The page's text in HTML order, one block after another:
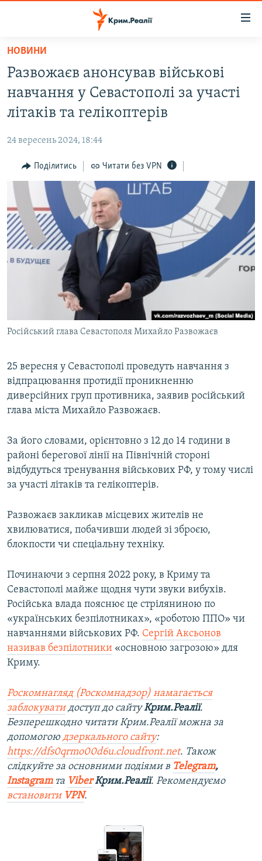
Перейти
основного
матеріалу
Перейти
до
основної
навігації
Перейти
пошуку
ВІДЕО ТА ФОТО
БЛОГИ
ПОГЛЯД
ІНТЕРВ'Ю
ВСЕ ЗА ДЕНЬ
СПЕЦПРОЕКТИ
ДЕПОРТАЦІЯ
ВІДЕОУРОКИ «ELIFBE»
СВІДЧЕННЯ ОКУПАЦІЇ
УКРАЇНСЬКА ПРОБЛЕМА КРИМУ
ІНФОГРАФІКА
ЯК ОБІЙТИ БЛОКУВАННЯ
ДОЛУЧАЙСЯ!
Усі сайти RFE/RL
НОВИНИ
Развожаєв анонсував військові
навчання у Севастополі за участі
літаків та гелікоптерів
24 вересень 2024, 18:44
Поділитись Читати без VPN
Російський глава Севастополя Михайло Развожаєв
25 вересня у Севастополі проведуть навчання з
відпрацювання протидії проникненню
диверсійних груп противника, заявив російський
глава міста Михайло Развожаєв.
За його словами, орієнтовно з 12 до 14 години в
районі берегової лінії на Північній стороні
відбудуться тренування військових РФ, у тому числі
за участі літаків та гелікоптерів.
Развожаєв закликав місцевих жителів не
хвилюватися, побачивши людей зі зброєю,
блокпости чи спеціальну техніку.
Починаючи з серпня 2022 року, в Криму та
Севастополі майже щодня чути звуки вибухів.
Російська влада пояснює це стріляниною по
«українських безпілотниках», «роботою ППО» чи
навчаннями військових РФ. Сергій Аксьонов
називав безпілотники «основною загрозою» для
Криму.
Роскомнагляд (Роскомнадзор) намагається
заблокуватидоступ до сайтуКрим.Реалії.
Безперешкодно читати Крим.Реалії можна за
допомогою дзеркального сайту:
https://dfs0qrmo00d6u.cloudfront.net. Також
слідкуйте за основними подіями в Telegram,
Instagramта ViberКрим.Реалії. Рекомендуємо
встановити VPN.